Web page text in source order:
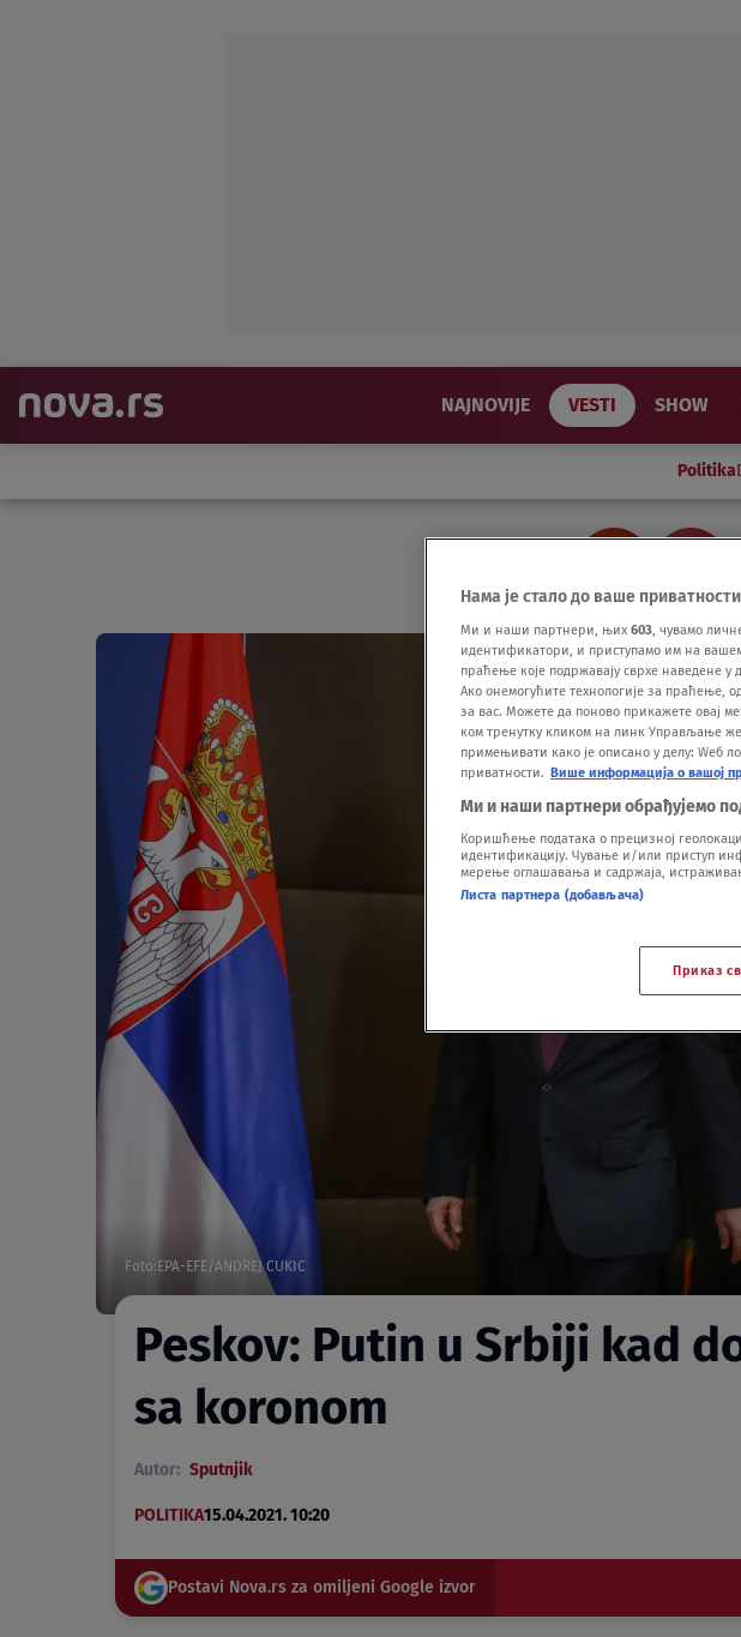
NAJNOVIJE VESTI SHOW
Politika
Foto:EPA-EFE/ANDREJ CUKIC
Peskov: Putin u Srbiji kad
sa koronom
Autor: Sputnjik
POLITIKA15.04.2021. 10:20
Postavi Nova.rs za omiljeni Google izvor
Нама је стало до ваше приватности
Ми и наши партнери, њих 603, чувамо
идентификатори, и приступамо им на
праћење које подржавају сврхе наведене
Ако онемогућите технологије за праћење,
за вас. Можете да поново прикажете овај
ком тренутку кликом на линк Управљање
примењивати како је описано у делу: Wеб
приватности. Више информација о вашој
Ми и наши партнери обрађујемо
Коришћење података о прецизној
идентификацију. Чување и/или приступ
мерење оглашавања и садржаја,
Листа партнера (добављача)
Приказ